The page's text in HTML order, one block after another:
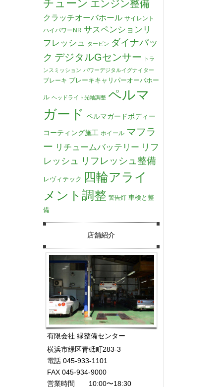
チューン エンジン整備
クラッチオーバホール サイレント
ハイパワーNR サスペンションリ
フレッシュ
タービン ダイナパッ
ク デジタルGセンサー
トラ
ンスミッション パワーデジタルイグナイター
ブレーキ ブレーキキャリパーオーバホー
ル ヘッドライト光軸調整 ペルマ
ガード ペルマガードボディー
コーティング施工 ホイール マフラ
ー リチュームバッテリー リフ
レッシュ
リフレッシュ整備
レヴィテック 四輪アライ
メント調整 警告灯 車検と整
備
店舗紹介
有限会社 緑整備センター
横浜市緑区青砥町283-3
電話 045-933-1101
FAX 045-934-9000
営業時間 10:00〜18:30